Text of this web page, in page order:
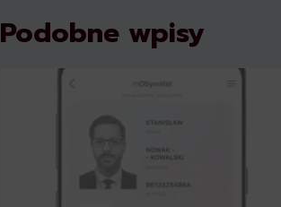
Podobne wpisy